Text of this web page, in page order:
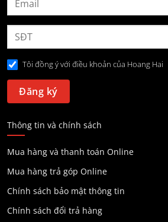
Tôi đồng ý với điều khoản của Hoang Hai
Thông tin và chính sách
Mua hàng và thanh toán Online
Mua hàng trả góp Online
Chính sách bảo mật thông tin
Chính sách đổi trả hàng